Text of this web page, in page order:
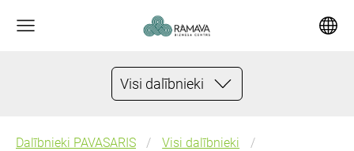
Visi dalībnieki
Dalībnieki PAVASARIS
Visi dalībnieki